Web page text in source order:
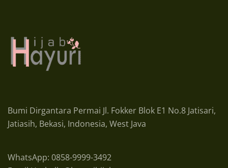
Bumi Dirgantara Permai Jl. Fokker Blok E1 No.8 Jatisari,
Jatiasih, Bekasi, Indonesia, West Java
WhatsApp: 0858-9999-3492